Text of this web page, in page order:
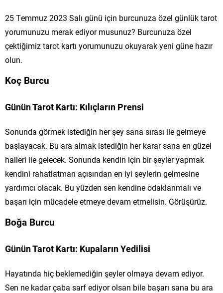
25 Temmuz 2023 Salı günü için burcunuza özel günlük tarot
yorumunuzu merak ediyor musunuz? Burcunuza özel
çektiğimiz tarot kartı yorumunuzu okuyarak yeni güne hazır
olun.
Koç Burcu
Günün Tarot Kartı: Kılıçların Prensi
Sonunda görmek istediğin her şey sana sırası ile gelmeye
başlayacak. Bu ara almak istediğin her karar sana en güzel
halleri ile gelecek. Sonunda kendin için bir şeyler yapmak
kendini rahatlatman açısından en iyi şeylerin gelmesine
yardımcı olacak. Bu yüzden sen kendine odaklanmalı ve
başarı için mücadele etmeye devam etmelisin. Görüşürüz.
Boğa Burcu
Günün Tarot Kartı: Kupaların Yedilisi
Hayatında hiç beklemediğin şeyler olmaya devam ediyor.
Sen ne kadar çaba sarf ediyor olsan bile başarı sana bu ara